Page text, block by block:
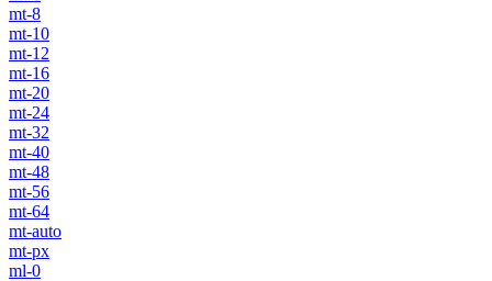
mt-8
mt-10
mt-12
mt-16
mt-20
mt-24
mt-32
mt-40
mt-48
mt-56
mt-64
mt-auto
mt-px
ml-0